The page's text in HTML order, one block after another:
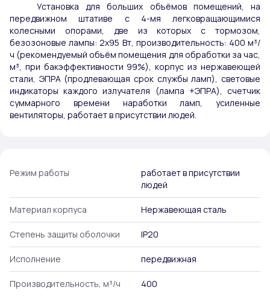
Установка для больших объёмов помещений, на
передвижном штативе с 4-мя легковращающимися
колесными опорами, две из которых с тормозом,
безозоновые лампы: 2х95 Вт, производительность: 400 м³/
ч (рекомендуемый объём помещения для обработки за час,
м³, при бакэффективности 99%), корпус из нержавеющей
стали, ЭПРА (продлевающая срок службы ламп), световые
индикаторы каждого излучателя (лампа +ЭПРА), счетчик
суммарного времени наработки ламп, усиленные
вентиляторы, работает в присутствии людей.
Режим работы
работает в присутствии
людей
Материал корпуса Нержавеющая сталь
Степень защиты оболочки IP20
Исполнение передвижная
Производительность, м³/ч 400